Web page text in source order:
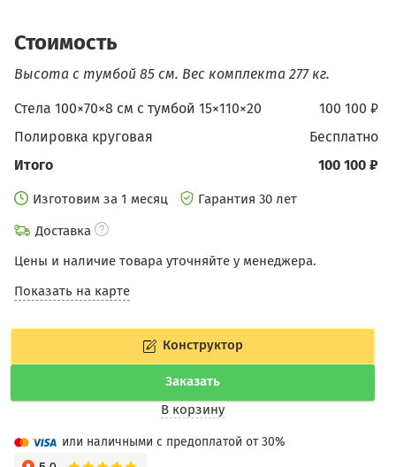
Стоимость
Высота с тумбой 85 см. Вес комплекта 277 кг.
100 100 ₽
Стела 100×70×8 см с тумбой 15×110×20
бесплатно
Полировка круговая
100 100 ₽
Итого
Изготовим за 1 месяц
Гарантия 30 лет
Доставка
Цены и наличие товара уточняйте у менеджера.
Показать на карте
Конструктор
Заказать
В корзину
или наличными с предоплатой от 30%